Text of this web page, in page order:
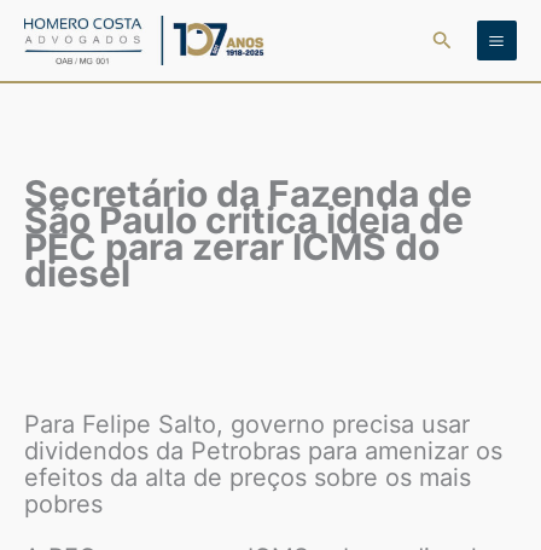
para
Pesquisar
Secretário da Fazenda de
São Paulo critica ideia de
PEC para zerar ICMS do
diesel
Para Felipe Salto, governo precisa usar
dividendos da Petrobras para amenizar os
efeitos da alta de preços sobre os mais
pobres